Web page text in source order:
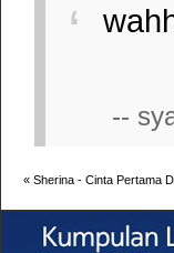
--
« Sherina - Cinta Pertama